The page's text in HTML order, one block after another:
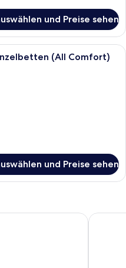
und Preise sehen
Zweibettzimmer, 2
(All Comfort)
und Preise sehen
by IHG